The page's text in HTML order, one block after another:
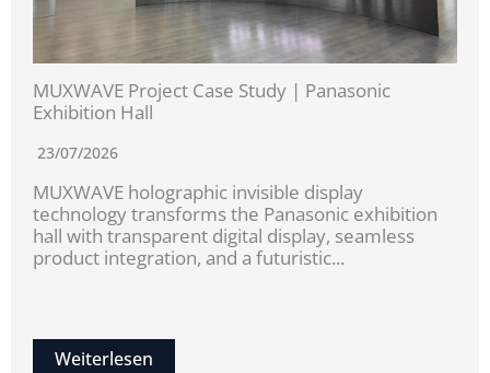
MUXWAVE Project Case Study | Panasonic
Exhibition Hall
23/07/2026
MUXWAVE holographic invisible display
technology transforms the Panasonic exhibition
hall with transparent digital display, seamless
product integration, and a futuristic...
Weiterlesen